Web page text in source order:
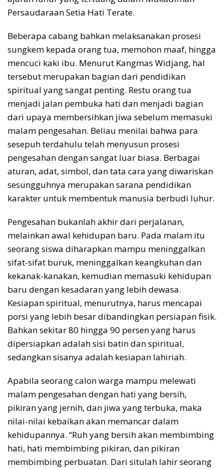
Persaudaraan Setia Hati Terate.
Beberapa cabang bahkan melaksanakan prosesi
sungkem kepada orang tua, memohon maaf, hingga
mencuci kaki ibu. Menurut Kangmas Widjang, hal
tersebut merupakan bagian dari pendidikan
spiritual yang sangat penting. Restu orang tua
menjadi jalan pembuka hati dan menjadi bagian
dari upaya membersihkan jiwa sebelum memasuki
malam pengesahan. Beliau menilai bahwa para
sesepuh terdahulu telah menyusun prosesi
pengesahan dengan sangat luar biasa. Berbagai
aturan, adat, simbol, dan tata cara yang diwariskan
sesungguhnya merupakan sarana pendidikan
karakter untuk membentuk manusia berbudi luhur.
Pengesahan bukanlah akhir dari perjalanan,
melainkan awal kehidupan baru. Pada malam itu
seorang siswa diharapkan mampu meninggalkan
sifat-sifat buruk, meninggalkan keangkuhan dan
kekanak-kanakan, kemudian memasuki kehidupan
baru dengan kesadaran yang lebih dewasa.
Kesiapan spiritual, menurutnya, harus mencapai
porsi yang lebih besar dibandingkan persiapan fisik.
Bahkan sekitar 80 hingga 90 persen yang harus
dipersiapkan adalah sisi batin dan spiritual,
sedangkan sisanya adalah kesiapan lahiriah.
Apabila seorang calon warga mampu melewati
malam pengesahan dengan hati yang bersih,
pikiran yang jernih, dan jiwa yang terbuka, maka
nilai-nilai kebaikan akan memancar dalam
kehidupannya. “Ruh yang bersih akan membimbing
hati, hati membimbing pikiran, dan pikiran
membimbing perbuatan. Dari situlah lahir seorang